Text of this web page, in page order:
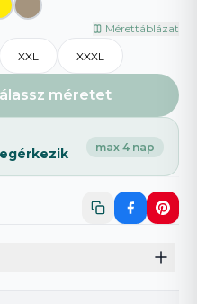
Mérettáblázat
XXL XXXL
méretet
max 4 nap